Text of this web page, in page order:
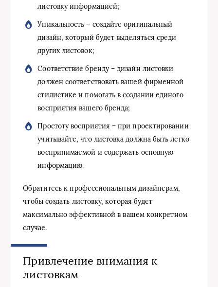
листовку информацией;
Уникальность – создайте оригинальный
дизайн, который будет выделяться среди
других листовок;
Соответствие бренду – дизайн листовки
должен соответствовать вашей фирменной
стилистике и помогать в создании единого
восприятия вашего бренда;
Простоту восприятия – при проектировании
учитывайте, что листовка должна быть легко
воспринимаемой и содержать основную
информацию.
Обратитесь к профессиональным дизайнерам,
чтобы создать листовку, которая будет
максимально эффективной в вашем конкретном
случае.
Привлечение внимания к
листовкам